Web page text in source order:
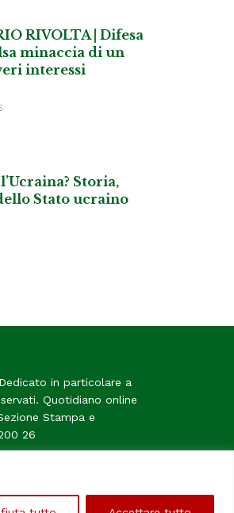
RIVOLTA | Difesa
minaccia di un
interessi
Storia,
Stato ucraino
in particolare a
Quotidiano online
Stampa e
26